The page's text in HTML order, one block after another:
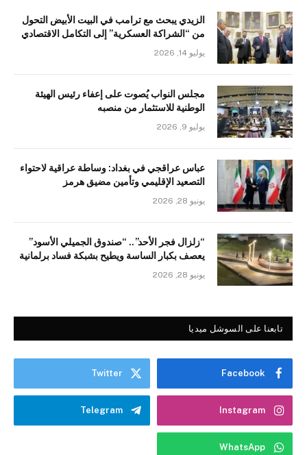
الزيدي يبحث مع ترامب في البيت الأبيض التحول
من “الشراكة العسكرية” إلى التكامل الاقتصادي
يوليو 14, 2026
مجلس النواب يُصوت على إعفاء رئيس الهيئة
الوطنية للاستثمار من منصبه
يوليو 9, 2026
عباس عراقجي في بغداد: وساطة عراقية لاحتواء
التصعيد الإقليمي وتأمين مضيق هرمز
يونيو 28, 2026
“زلزال فجر الأحد”.. “صندوق الجميلي الأسود”
يعصف بكبار الساسة ويطيح بشبكة فساد برلمانية
يونيو 28, 2026
تابعنا على السوشل ميديا
Facebook
Twitter
Instagram
Telegram
WhatsApp